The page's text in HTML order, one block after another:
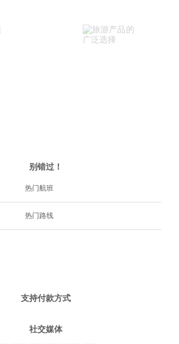
别错过！
热门航班
热门路线
支持付款方式
社交媒体